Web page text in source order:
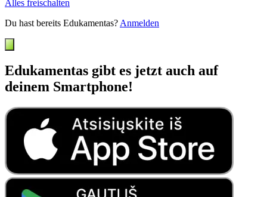
Alles freischalten
Du hast bereits Edukamentas? Anmelden
Edukamentas gibt es jetzt auch auf
deinem Smartphone!